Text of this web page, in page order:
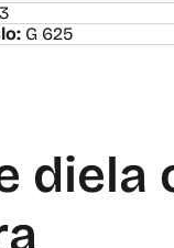
G 625
diela